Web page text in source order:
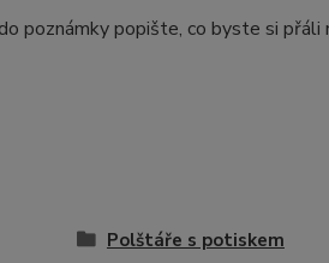
poznámky popište, co byste si přáli
Polštáře s potiskem